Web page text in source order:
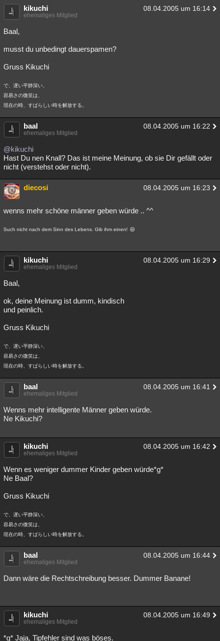
kikuchi 08.04.2005 um 16:14
ehemaliges Mitglied
Baal,
musst du unbedingt dauerspamen?
Gruss Kikuchi
で、遅い平静深い、
容易さの微笑は、
現在の時、すばらしい時を解放する。
baal 08.04.2005 um 16:22
ehemaliges Mitglied
@kikuchi
Hast Du nen Knall? Das ist meine Meinung, ob sie Dir gefällt oder
nicht (verstehst oder nicht).
diecosi 08.04.2005 um 16:23
wenns mehr schöne männer geben würde .. ^^
Such nicht nach dem Sinn des Lebens. Gib ihm einen!
kikuchi 08.04.2005 um 16:29
ehemaliges Mitglied
Baal,
ok, deine Meinung ist dumm, kindisch
und peinlich.
Gruss Kikuchi
で、遅い平静深い、
容易さの微笑は、
現在の時、すばらしい時を解放する。
baal 08.04.2005 um 16:41
ehemaliges Mitglied
Wenns mehr intelligente Männer geben würde.
Ne Kikuchi?
kikuchi 08.04.2005 um 16:42
ehemaliges Mitglied
Wenn es weniger dummer Kinder geben würde*g*
Ne Baal?
Gruss Kikuchi
で、遅い平静深い、
容易さの微笑は、
現在の時、すばらしい時を解放する。
baal 08.04.2005 um 16:44
ehemaliges Mitglied
Dann wäre die Rechtschreibung besser. Dummer Banane!
kikuchi 08.04.2005 um 16:49
ehemaliges Mitglied
*g* Jaja, Tipfehler sind was böses.